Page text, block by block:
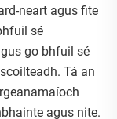
neart agus fite
sé
go bhfuil sé
Tá an
agus nite.